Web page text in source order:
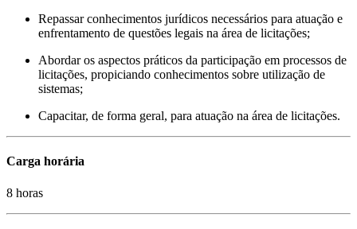
Repassar conhecimentos jurídicos necessários para atuação e
enfrentamento de questões legais na área de licitações;
Abordar os aspectos práticos da participação em processos de
licitações, propiciando conhecimentos sobre utilização de
sistemas;
Capacitar, de forma geral, para atuação na área de licitações.
Carga horária
8 horas